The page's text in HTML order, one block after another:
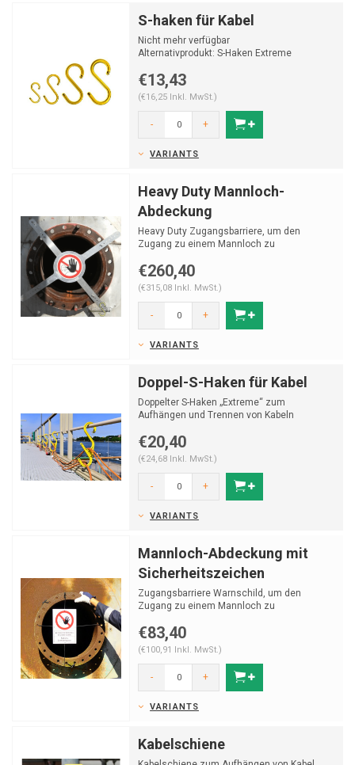
S-haken für Kabel
Nicht mehr verfügbar
Alternativprodukt: S-Haken Extreme
€13,43
(€16,25 Inkl. MwSt.)
- +
VARIANTS
Heavy Duty Mannloch-
Abdeckung
Heavy Duty Zugangsbarriere, um den
Zugang zu einem Mannloch zu
€260,40
(€315,08 Inkl. MwSt.)
- +
VARIANTS
Doppel-S-Haken für Kabel
Doppelter S-Haken „Extreme“ zum
Aufhängen und Trennen von Kabeln
€20,40
(€24,68 Inkl. MwSt.)
- +
VARIANTS
Mannloch-Abdeckung mit
Sicherheitszeichen
Zugangsbarriere Warnschild, um den
Zugang zu einem Mannloch zu
€83,40
(€100,91 Inkl. MwSt.)
- +
VARIANTS
Kabelschiene